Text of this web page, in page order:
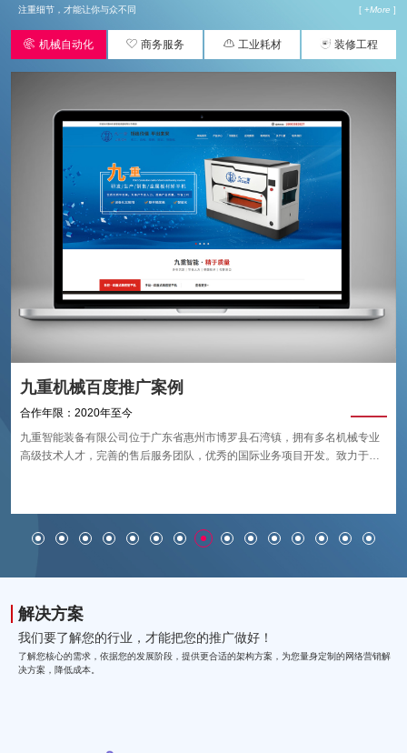
注重细节，才能让你与众不同 [ +More ]
 机械自动化  商务服务  工业耗材  装修工程
九重机械百度推广案例
合作年限：2020年至今
九重智能装备有限公司位于广东省惠州市博罗县石湾镇，拥有多名机械专业
高级技术人才，完善的售后服务团队，优秀的国际业务项目开发。致力于四
解决方案
我们要了解您的行业，才能把您的推广做好！
了解您核心的需求，依据您的发展阶段，提供更合适的架构方案，为您量身定制的网络营销解
决方案，降低成本。